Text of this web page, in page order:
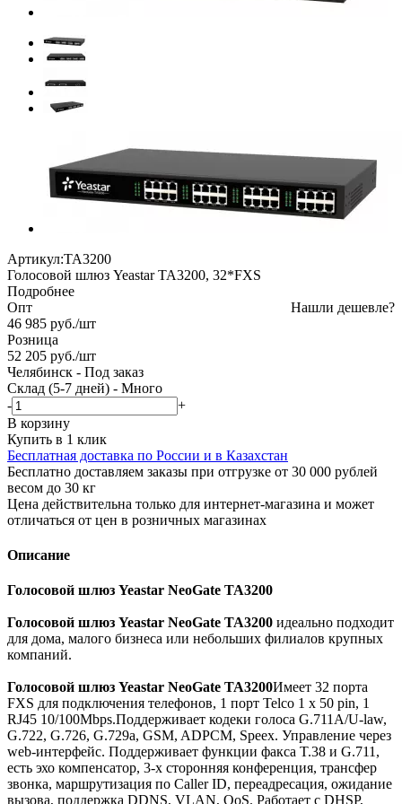
Артикул:TA3200
Голосовой шлюз Yeastar TA3200, 32*FXS
Подробнее
Нашли дешевле?
Опт
46 985 руб./шт
Розница
52 205 руб./шт
Челябинск - Под заказ
Склад (5-7 дней) - Много
-
+
В корзину
Купить в 1 клик
Бесплатная доставка по России и в Казахстан
Бесплатно доставляем заказы при отгрузке от 30 000 рублей
весом до 30 кг
Цена действительна только для интернет-магазина и может
отличаться от цен в розничных магазинах
Описание
Голосовой шлюз Yeastar NeoGate TA3200
Голосовой шлюз Yeastar NeoGate TA3200 идеально подходит
для дома, малого бизнеса или небольших филиалов крупных
компаний.
Голосовой шлюз Yeastar NeoGate TA3200Имеет 32 порта
FXS для подключения телефонов, 1 порт Telco 1 x 50 pin, 1
RJ45 10/100Mbps.Поддерживает кодеки голоса G.711A/U-law,
G.722, G.726, G.729a, GSM, ADPCM, Speex. Управление через
web-интерфейс. Поддерживает функции факса T.38 и G.711,
есть эхо компенсатор, 3-х сторонняя конференция, трансфер
звонка, маршрутизация по Caller ID, переадресация, ожидание
вызова, поддержка DDNS, VLAN, QoS. Работает с DHSP,